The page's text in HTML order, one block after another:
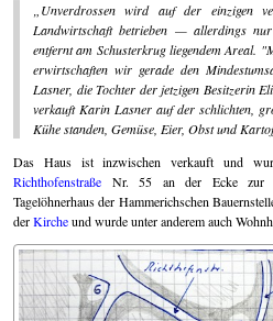
Unverdrossen wird auf der einzigen
Landwirtschaft betrieben — allerdings
entfernt am Schusterkrug liegendem Areal.
erwirtschaften wir gerade den
Lasner, die Tochter der jetzigen Besitzerin
verkauft Karin Lasner auf der schlichten,
Kühe standen, Gemüse, Eier, Obst und
Das Haus ist inzwischen verkauft und
Richthofenstraße Nr. 55 an der Ecke zur
Tagelöhnerhaus der Hammerich­schen
derKircheund wurde unter anderem auch